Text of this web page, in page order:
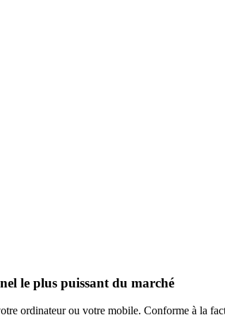
le plus puissant du marché
ordinateur ou votre mobile. Conforme à la